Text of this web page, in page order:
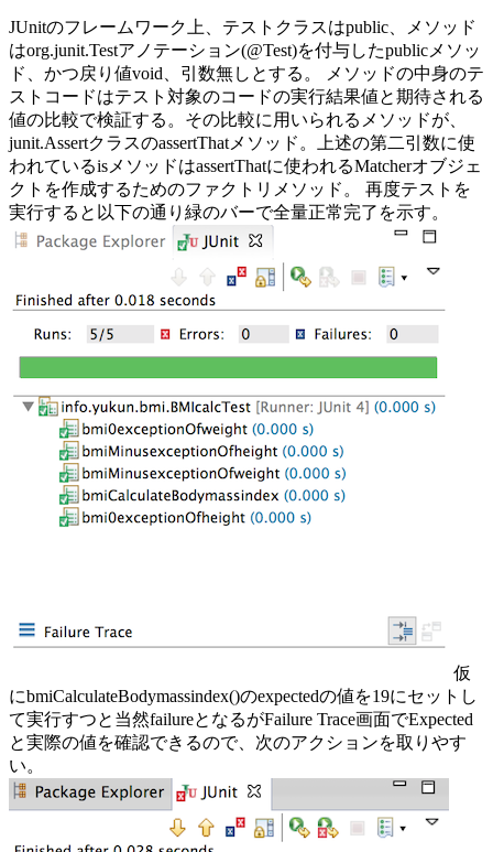
JUnitのフレームワーク上、テストクラスはpublic、メソッド
はorg.junit.Testアノテーション(@Test)を付与したpublicメソッ
ド、かつ戻り値void、引数無しとする。 メソッドの中身のテ
ストコードはテスト対象のコードの実行結果値と期待される
値の比較で検証する。その比較に用いられるメソッドが、
junit.AssertクラスのassertThatメソッド。上述の第二引数に使
われているisメソッドはassertThatに使われるMatcherオブジェ
クトを作成するためのファクトリメソッド。 再度テストを
実行すると以下の通り緑のバーで全量正常完了を示す。
仮
にbmiCalculateBodymassindex()のexpectedの値を19にセットし
て実行すつと当然failureとなるがFailure Trace画面でExpected
と実際の値を確認できるので、次のアクションを取りやす
い。